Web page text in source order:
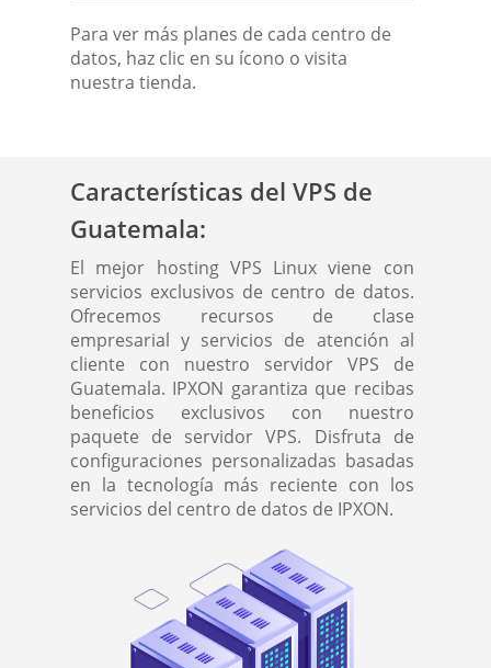
Para ver más planes de cada centro de
datos, haz clic en su ícono o visita
nuestra tienda.
Características del VPS de
Guatemala:
El mejor hosting VPS Linux viene con
servicios exclusivos de centro de datos.
Ofrecemos recursos de clase
empresarial y servicios de atención al
cliente con nuestro servidor VPS de
Guatemala. IPXON garantiza que recibas
beneficios exclusivos con nuestro
paquete de servidor VPS. Disfruta de
configuraciones personalizadas basadas
en la tecnología más reciente con los
servicios del centro de datos de IPXON.